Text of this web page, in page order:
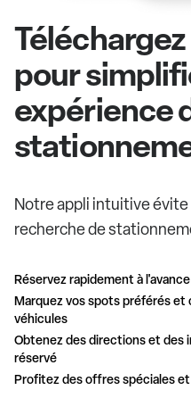
pour
expérience
Notre appli intuitive évite
recherche de
Réservez rapidement à l'avance
Marquez vos spots préférés
véhicules
Obtenez des directions et
réservé
Profitez des offres spéciales